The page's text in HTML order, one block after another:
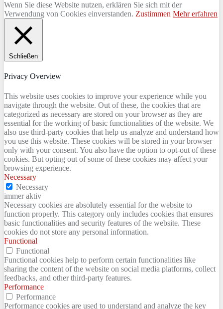
Wenn Sie diese Website nutzen, erklären Sie sich mit der
Verwendung von Cookies einverstanden. Zustimmen Mehr erfahren
Schließen
Privacy Overview
This website uses cookies to improve your experience while you
navigate through the website. Out of these, the cookies that are
categorized as necessary are stored on your browser as they are
essential for the working of basic functionalities of the website. We
also use third-party cookies that help us analyze and understand how
you use this website. These cookies will be stored in your browser
only with your consent. You also have the option to opt-out of these
cookies. But opting out of some of these cookies may affect your
browsing experience.
Necessary
Necessary
immer aktiv
Necessary cookies are absolutely essential for the website to
function properly. This category only includes cookies that ensures
basic functionalities and security features of the website. These
cookies do not store any personal information.
Functional
Functional
Functional cookies help to perform certain functionalities like
sharing the content of the website on social media platforms, collect
feedbacks, and other third-party features.
Performance
Performance
Performance cookies are used to understand and analyze the key